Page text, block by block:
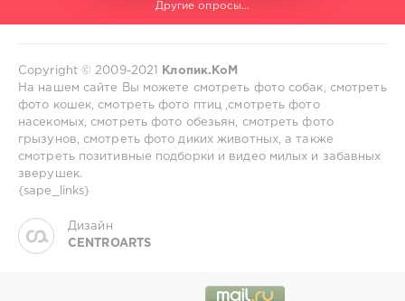
Другие опросы...
Copyright © 2009-2021
Клопик.КоМ
На нашем сайте Вы можете смотреть фото собак, смотреть
фото кошек, смотреть фото птиц ,смотреть фото
насекомых, смотреть фото обезьян, смотреть фото
грызунов, смотреть фото диких животных, а также
смотреть позитивные подборки и видео милых и забавных
зверушек.
{sape_links}
Дизайн
CENTROARTS